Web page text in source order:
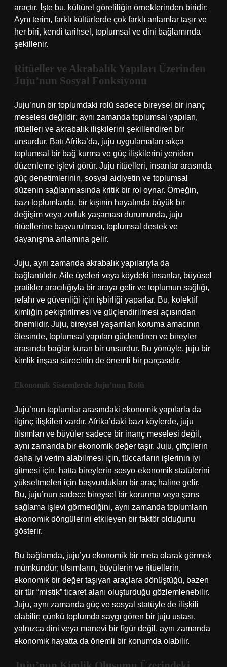
araçtır. İşte bu, kültürel göreliliğin örneklerinden biridir:
Aynı terim, farklı kültürlerde çok farklı anlamlar taşır ve
her biri, kendi tarihsel, toplumsal ve dini bağlamında
şekillenir.
Ritüeller ve Akrabalık Yapıları Üzerinden
Juju’nun Sosyal Fonksiyonu
Juju’nun bir toplumdaki rolü sadece bireysel bir inanç
meselesi değildir; aynı zamanda toplumsal yapıları,
ritüelleri ve akrabalık ilişkilerini şekillendiren bir
unsurdur. Batı Afrika’da, juju uygulamaları sıkça
toplumsal bir bağ kurma ve güç ilişkilerini yeniden
düzenleme işlevi görür. Juju ritüelleri, insanlar arasında
güç denetimlerinin, sosyal aidiyetin ve toplumsal
düzenin sağlanmasında kritik bir rol oynar. Örneğin,
bazı toplumlarda, bir kişinin hayatında büyük bir
değişim veya zorluk yaşaması durumunda, juju
ritüellerine başvurulması, toplumsal destek ve
dayanışma anlamına gelir.
Juju, aynı zamanda akrabalık yapılarıyla da
bağlantılıdır. Aile üyeleri veya köydeki insanlar, büyüsel
pratikler aracılığıyla bir araya gelir ve toplumun sağlığı,
refahı ve güvenliği için işbirliği yaparlar. Bu, kolektif
kimliğin pekiştirilmesi ve güçlendirilmesi açısından
önemlidir. Juju, bireysel yaşamları koruma amacının
ötesinde, toplumsal yapıları güçlendiren ve bireyler
arasında bağlar kuran bir unsurdur. Bu yönüyle, juju bir
kimlik inşası sürecinin de önemli bir parçasıdır.
Ekonomik Sistemlerde Juju’nun Rolü
Juju’nun toplumlar arasındaki ekonomik yapılarla da
ilginç ilişkileri vardır. Afrika’daki bazı köylerde, juju
tılsımları ve büyüler sadece bir inanç meselesi değil,
aynı zamanda bir ekonomik değer taşır. Juju, çiftçilerin
daha iyi verim alabilmesi için, tüccarların işlerinin iyi
gitmesi için, hatta bireylerin sosyo-ekonomik statülerini
yükseltmeleri için başvurdukları bir araç haline gelir.
Bu, juju’nun sadece bireysel bir korunma veya şans
sağlama işlevi görmediğini, aynı zamanda toplumların
ekonomik döngülerini etkileyen bir faktör olduğunu
gösterir.
Bu bağlamda, juju’yu ekonomik bir meta olarak görmek
mümkündür; tılsımların, büyülerin ve ritüellerin,
ekonomik bir değer taşıyan araçlara dönüştüğü, bazen
bir tür “mistik” ticaret alanı oluşturduğu gözlemlenebilir.
Juju, aynı zamanda güç ve sosyal statüyle de ilişkili
olabilir; çünkü toplumda saygı gören bir juju ustası,
yalnızca dini veya manevi bir figür değil, aynı zamanda
ekonomik hayatta da önemli bir konumda olabilir.